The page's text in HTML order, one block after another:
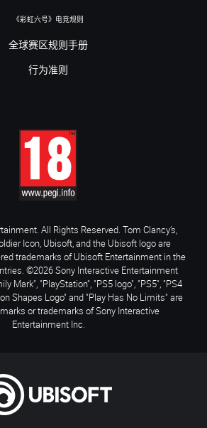
《彩虹六号》电竞规则
全球赛区规则手册
行为准则
All Rights Reserved. Tom Clancy’s,
Icon, Ubisoft, and the Ubisoft logo are
trademarks of Ubisoft Entertainment in the
©2026 Sony Interactive Entertainment
Mark", "PlayStation", "PS5 logo", "PS5", "PS4
Shapes Logo" and "Play Has No Limits" are
or trademarks of Sony Interactive
Entertainment Inc.